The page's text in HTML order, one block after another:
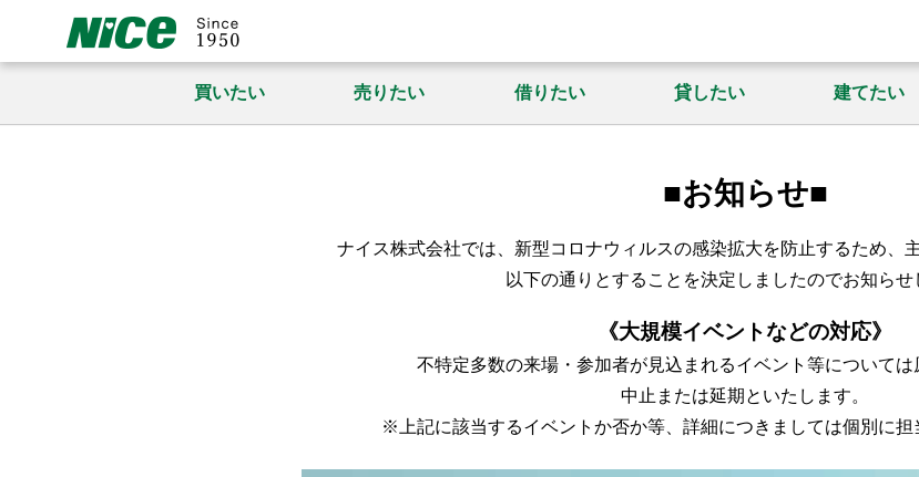
買いたい 売りたい 借りたい 貸したい 建てたい
■お知らせ■
ナイス株式会社では、新型コロナウィルスの感染拡大を防止するため、
以下の通りとすることを決定しましたのでお知らせ
《大規模イベントなどの対応》
不特定多数の来場・参加者が見込まれるイベント等については
中止または延期といたします。
※上記に該当するイベントか否か等、詳細につきましては個別に担